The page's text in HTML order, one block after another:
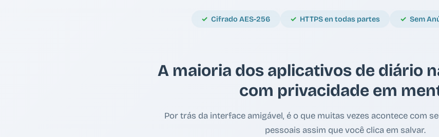
Cifrado AES-256 HTTPS en todas partes Sem
A maioria dos aplicativos de diário
com privacidade em
Por trás da interface amigável, é o que muitas vezes acontece com
pessoais assim que você clica em salvar.